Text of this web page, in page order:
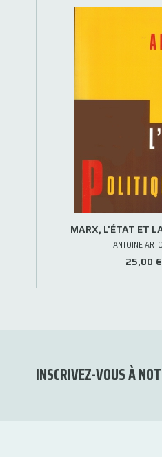
MARX, L'ÉTAT ET
ANTOINE
25,00 €
INSCRIVEZ-VOUS À